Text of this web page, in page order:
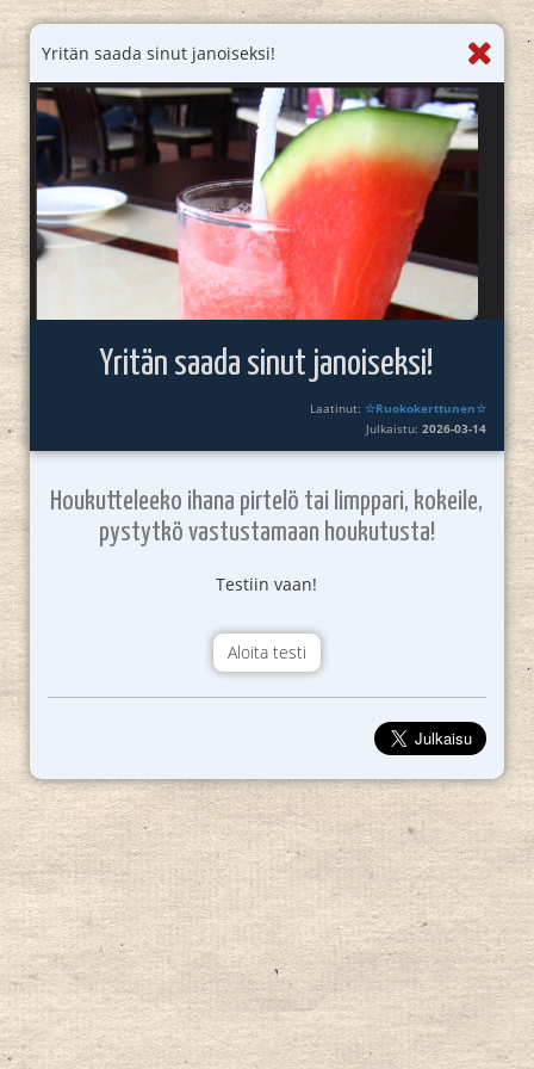
Yritän saada sinut janoiseksi!
Yritän saada sinut janoiseksi!
Laatinut:☆Ruokokerttunen☆
Julkaistu:2026-03-14
Houkutteleeko ihana pirtelö tai limppari, kokeile,
pystytkö vastustamaan houkutusta!
Testiin vaan!
Aloita testi